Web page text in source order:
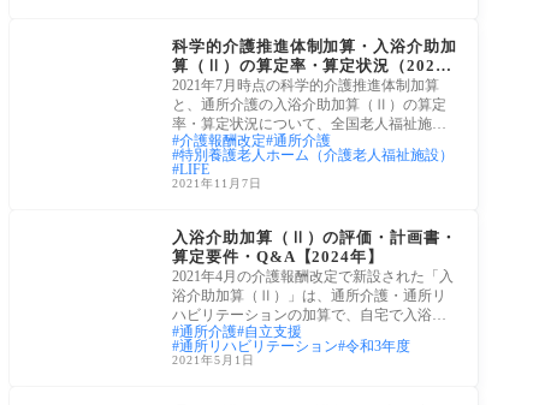
科学的介護推進体制加算・入浴介助加
算（Ⅱ）の算定率・算定状況（2021
年7月時点）
2021年7月時点の科学的介護推進体制加算
と、通所介護の入浴介助加算（Ⅱ）の算定
率・算定状況について、全国老人福祉施設
協議会様
介護報酬改定 通所介護
特別養護老人ホーム（介護老人福祉施設）
LIFE
2021年11月7日
入浴介助加算（Ⅱ）の評価・計画書・
算定要件・Q&A【2024年】
2021年4月の介護報酬改定で新設された「入
浴介助加算（Ⅱ）」は、通所介護・通所リ
ハビリテーションの加算で、自宅で入浴で
きるこ
通所介護 自立支援
通所リハビリテーション 令和3年度
2021年5月1日